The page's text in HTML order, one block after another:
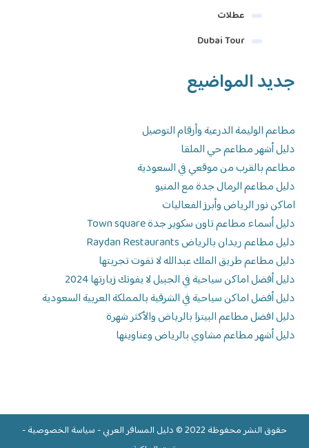
عطلات
Dubai Tour
جديد المواضيع
مطاعم الوليمة الدرعية وأرقام التوصيل
دليل أشهر مطاعم حي الملقا
مطاعم بالقرب من موقعي في السعودية
دليل مطاعم الرمال جدة مع المنيو
اماكن نور الرياض وأبرز الفعاليات
دليل أسماء مطاعم تاون سكوير جدة Town square
دليل مطاعم ريدان بالرياض Raydan Restaurants
دليل مطاعم طريق الملك عبدالله لا تفوت تجربتها
دليل أفضل اماكن سياحية في الجبيل لا يفوتك زيارتها 2024
دليل أفضل اماكن سياحية في الشرقية بالمملكة العربية السعودية
دليل افضل مطاعم البيتزا بالرياض والأكثر شهرة
دليل أشهر مطاعم مشاوي بالرياض وعناوينها
حقوق النشر محفوظة 2022 © دليل المسافر العربي-سياسة الخصوصية-